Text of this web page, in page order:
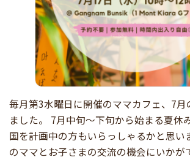
毎月第3水曜日に開催のママカフェ、7月
ました。 7月中旬〜下旬から始まる夏休
国を計画中の方もいらっしゃるかと思い
のママとお子さまの交流の機会にいかが